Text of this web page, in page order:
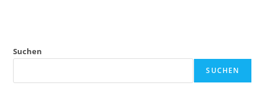
Suchen
SUCHEN